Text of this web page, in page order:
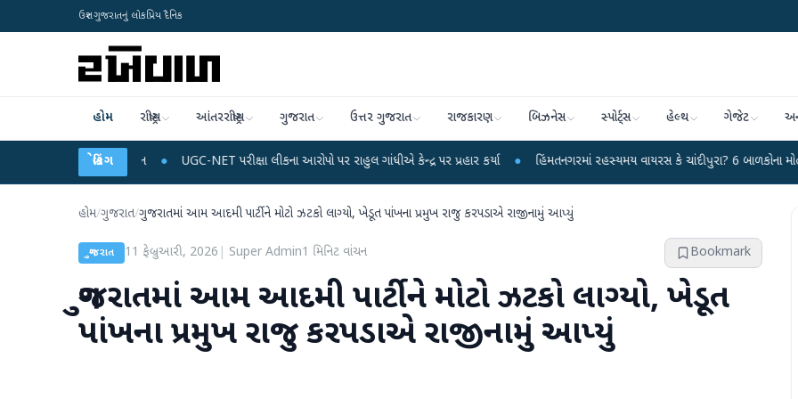
ઉત્તર ગુજરાતનું લોકપ્રિય દૈનિક
હોમ રાષ્ટ્રીય આંતરરાષ્ટ્રીય ગુજરાત ઉત્તર ગુજરાત રાજકારણ બિઝનેસ સ્પોર્ટ્સ હેલ્થ ગેજેટ
બ્રેકિંગ
● UGC-NET પરીક્ષા લીકના આરોપો પર રાહુલ ગાંધીએ કેન્દ્ર પર પ્રહાર કર્યા ● હિંમતનગરમાં રહસ્યમય વાયરસ કે ચાંદીપુરા? 6 બાળકોના મોતથી ફફડાટ
હોમ/ગુજરાત/ગુજરાતમાં આમ આદમી પાર્ટીને મોટો ઝટકો લાગ્યો, ખેડૂત પાંખના પ્રમુખ રાજુ કરપડાએ રાજીનામું આપ્યું
ગુજરાત 11 ફેબ્રુઆરી, 2026 Super Admin1 મિનિટ વાંચન Bookmark
ગુજરાતમાં આમ આદમી પાર્ટીને મોટો ઝટકો લાગ્યો, ખેડૂત
પાંખના પ્રમુખ રાજુ કરપડાએ રાજીનામું આપ્યું